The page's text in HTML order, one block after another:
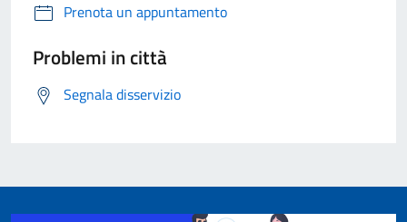
Prenota un appuntamento
Problemi in città
Segnala disservizio